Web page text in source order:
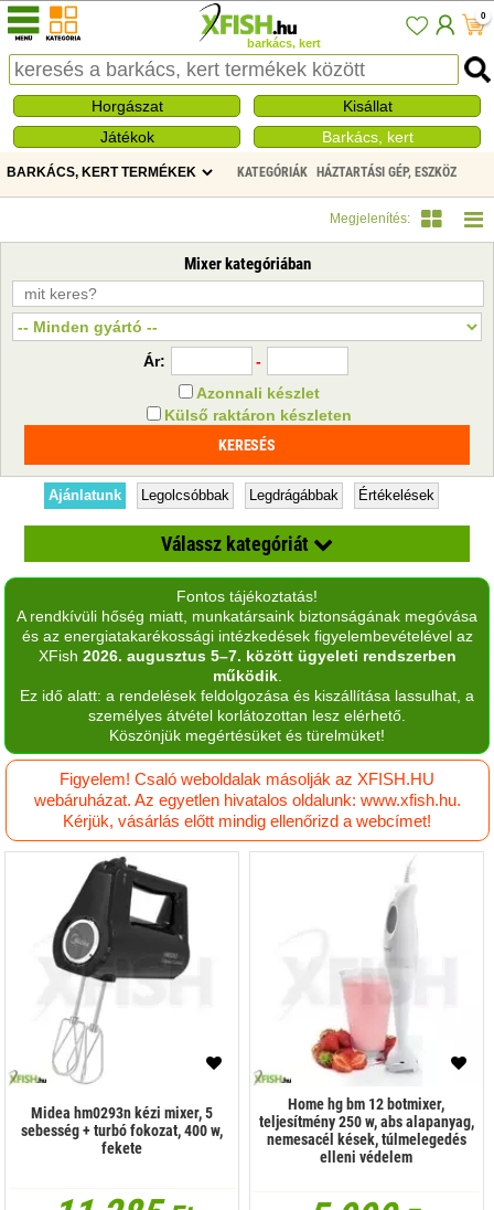
barkács, kert
0
Horgászat
Kisállat
Játékok
Barkács, kert
KATEGÓRIÁK HÁZTARTÁSI GÉP, ESZKÖZ
Megjelenítés:
Mixer kategóriában
Ár:
-
Azonnali készlet
Külső raktáron készleten
Ajánlatunk Legolcsóbbak Legdrágábbak Értékelések
Válassz kategóriát
Aprító
Aszaló
Befőző automata
Dagasztógép
Edények
Elektromos kukta, forrólevegős sütő
Elektromos vízmelegítő
Gyümölcscentrifuga, citromfacsaró
Kávéfőző és tartozékok
Kenyérpirító
Fontos tájékoztatás!
A rendkívüli hőség miatt, munkatársaink biztonságának megóvása
és az energiatakarékossági intézkedések figyelembevételével az
XFish 2026. augusztus 5–7. között ügyeleti rendszerben
működik.
Ez idő alatt: a rendelések feldolgozása és kiszállítása lassulhat, a
személyes átvétel korlátozottan lesz elérhető.
Köszönjük megértésüket és türelmüket!
Figyelem! Csaló weboldalak másolják az XFISH.HU
webáruházat. Az egyetlen hivatalos oldalunk: www.xfish.hu.
Kérjük, vásárlás előtt mindig ellenőrizd a webcímet!
Midea hm0293n kézi mixer, 5
sebesség + turbó fokozat, 400 w,
fekete
Home hg bm 12 botmixer,
teljesítmény 250 w, abs alapanyag,
nemesacél kések, túlmelegedés
elleni védelem